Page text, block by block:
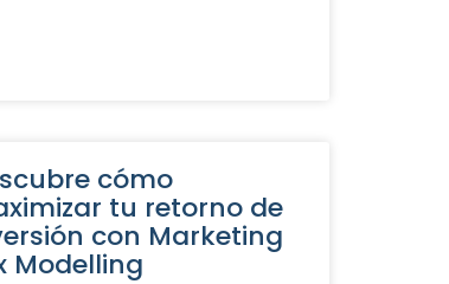
cómo
tu retorno de
con Marketing
Modelling